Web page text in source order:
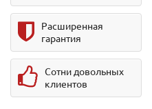
Расширенная
гарантия
Сотни довольных
клиентов